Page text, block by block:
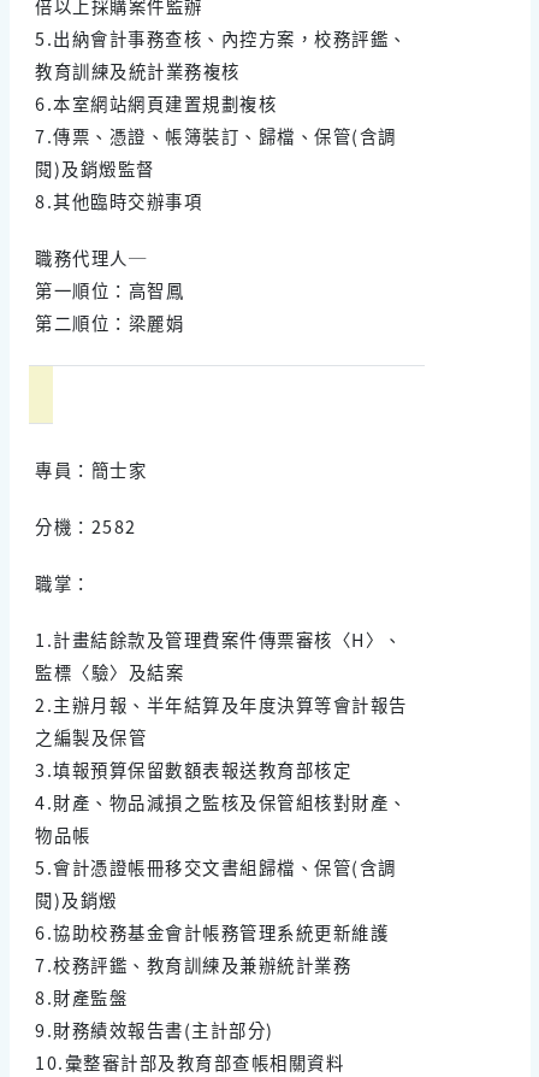
倍以上採購案件監辦
5.出納會計事務查核、內控方案，校務評鑑、
教育訓練及統計業務複核
6.本室網站網頁建置規劃複核
7.傳票、憑證、帳簿裝訂、歸檔、保管(含調
閱)及銷燬監督
8.其他臨時交辦事項
職務代理人─
第一順位：高智鳳
第二順位：梁麗娟
專員：簡士家
分機：2582
職掌：
1.計畫結餘款及管理費案件傳票審核〈H〉、
監標〈驗〉及結案
2.主辦月報、半年結算及年度決算等會計報告
之編製及保管
3.填報預算保留數額表報送教育部核定
4.財產、物品減損之監核及保管組核對財產、
物品帳
5.會計憑證帳冊移交文書組歸檔、保管(含調
閱)及銷燬
6.協助校務基金會計帳務管理系統更新維護
7.校務評鑑、教育訓練及兼辦統計業務
8.財產監盤
9.財務績效報告書(主計部分)
10.彙整審計部及教育部查帳相關資料